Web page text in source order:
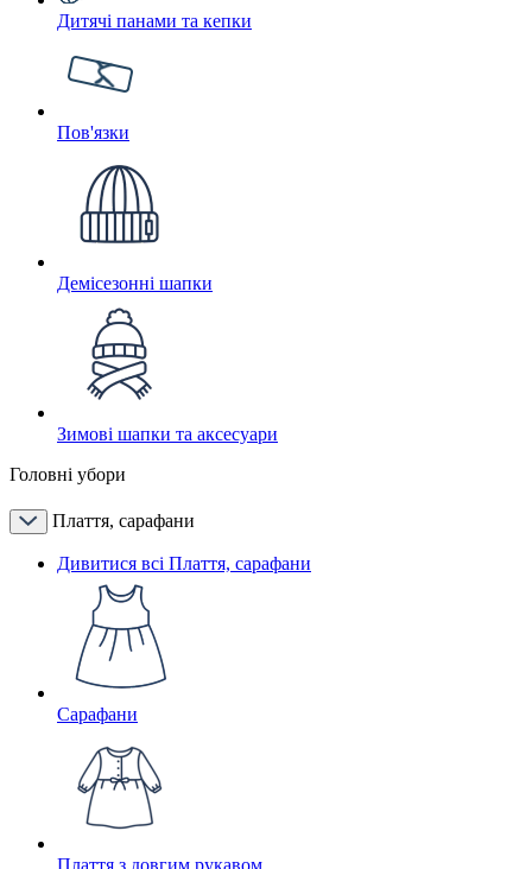
Дитячі панами та кепки
Пов'язки
Демісезонні шапки
Зимові шапки та аксесуари
Головні убори
Плаття, сарафани
Дивитися всі Плаття, сарафани
Сарафани
Плаття з довгим рукавом